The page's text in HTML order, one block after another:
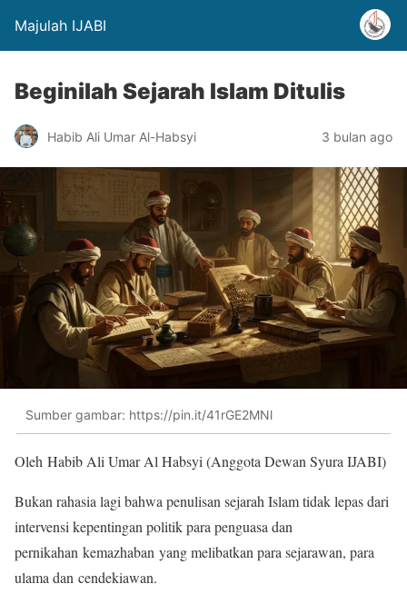
Majulah IJABI
Beginilah Sejarah Islam Ditulis
Habib Ali Umar Al-Habsyi 3 bulan ago
Sumber gambar: https://pin.it/41rGE2MNl
Oleh Habib Ali Umar Al Habsyi (Anggota Dewan Syura IJABI)
Bukan rahasia lagi bahwa penulisan sejarah Islam tidak lepas dari
intervensi kepentingan politik para penguasa dan
pernikahan kemazhaban yang melibatkan para sejarawan, para
ulama dan cendekiawan.